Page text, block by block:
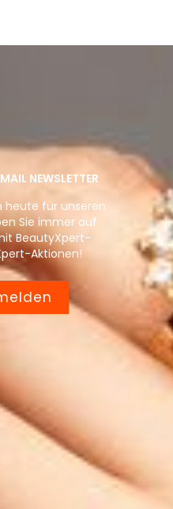
NEWSLETTER
heute für unseren
Sie immer auf
BeautyXpert-
Aktionen!